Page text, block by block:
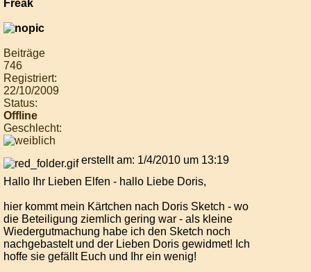
Beiträge
746
Registriert:
22/10/2009
Status:
Offline
Geschlecht:
erstellt am: 1/4/2010 um 13:19
Hallo Ihr Lieben Elfen - hallo Liebe Doris,
hier kommt mein Kärtchen nach Doris Sketch - wo
die Beteiligung ziemlich gering war - als kleine
Wiedergutmachung habe ich den Sketch noch
nachgebastelt und der Lieben Doris gewidmet! Ich
hoffe sie gefällt Euch und Ihr ein wenig!